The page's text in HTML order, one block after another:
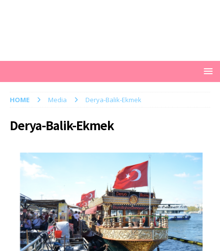
HOME Media Derya-Balik-Ekmek
Derya-Balik-Ekmek